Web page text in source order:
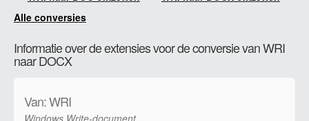
Alle conversies
Informatie over de extensies voor de conversie van WRI
naar DOCX
Van: WRI
Windows Write-document